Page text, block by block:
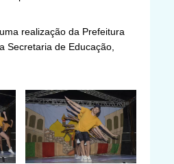
realização da Prefeitura
Secretaria de Educação,